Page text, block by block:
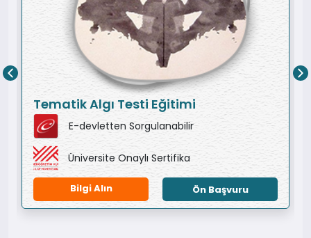
Tematik Algı Testi Eğitimi
E-devletten Sorgulanabilir
Üniversite Onaylı Sertifika
Bilgi Alın Ön Başvuru